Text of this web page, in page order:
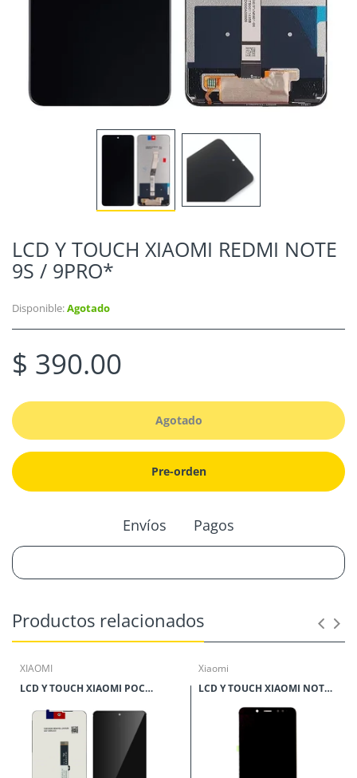
LCD Y TOUCH XIAOMI REDMI NOTE
9S / 9PRO*
Disponible:Agotado
$ 390.00
Agotado
Pre-orden
Envíos Pagos
Productos relacionados
XIAOMI
LCD Y TOUCH XIAOMI POCO X3 PRO*
Xiaomi
LCD Y TOUCH XIAOMI NOTE 5*